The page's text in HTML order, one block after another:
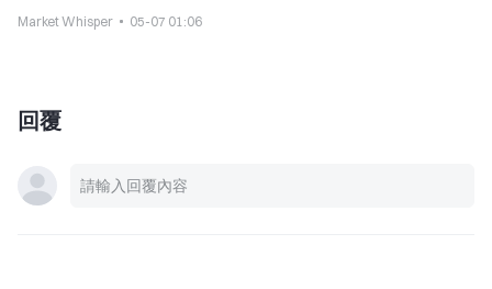
Market Whisper 05-07 01:06
回覆